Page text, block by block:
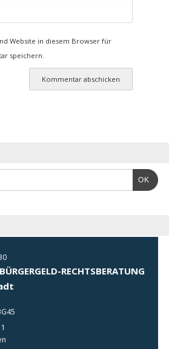
Website in diesem Browser für
speichern.
OK
RECHTSBERATUNG